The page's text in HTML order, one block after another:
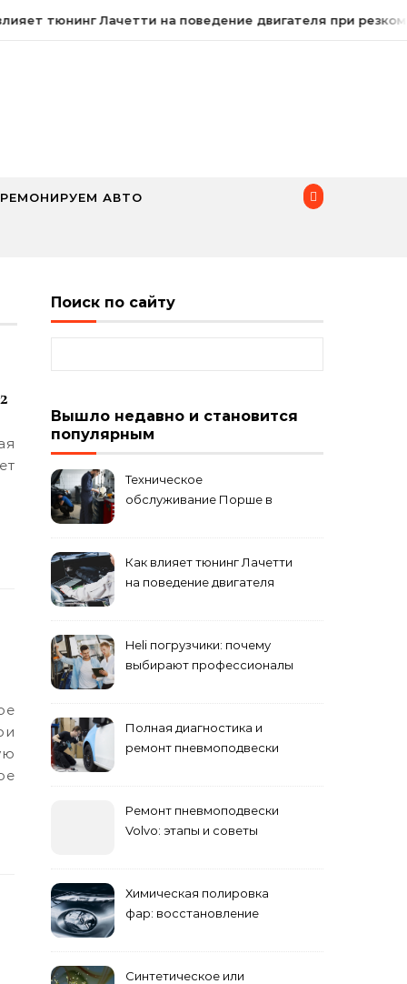
тюнинг Лачетти на поведение двигателя при резком
РЕМОНИРУЕМ АВТО
Поиск по сайту
Вышло недавно и становится
популярным
Техническое
обслуживание Порше в
Как влияет тюнинг Лачетти
на поведение двигателя
Heli погрузчики: почему
выбирают профессионалы
Полная диагностика и
ремонт пневмоподвески
Ремонт пневмоподвески
Volvo: этапы и советы
Химическая полировка
фар: восстановление
Синтетическое или